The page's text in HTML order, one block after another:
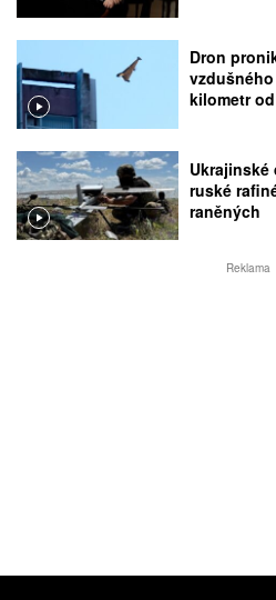
Dron
kilometr
ruské
raněných
Reklama